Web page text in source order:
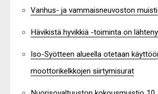
Vanhus- ja vammaisneuvoston
Hävikistä hyvikkiä -toiminta on
Iso-Syötteen alueella otetaan
moottorikelkkojen siirtymisurat